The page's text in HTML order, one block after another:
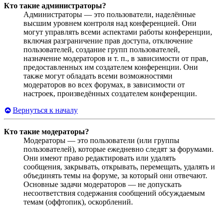
Кто такие администраторы?
Администраторы — это пользователи, наделённые
высшим уровнем контроля над конференцией. Они
могут управлять всеми аспектами работы конференции,
включая разграничение прав доступа, отключение
пользователей, создание групп пользователей,
назначение модераторов и т. п., в зависимости от прав,
предоставленных им создателем конференции. Они
также могут обладать всеми возможностями
модераторов во всех форумах, в зависимости от
настроек, произведённых создателем конференции.
Вернуться к началу
Кто такие модераторы?
Модераторы — это пользователи (или группы
пользователей), которые ежедневно следят за форумами.
Они имеют право редактировать или удалять
сообщения, закрывать, открывать, перемещать, удалять и
объединять темы на форуме, за который они отвечают.
Основные задачи модераторов — не допускать
несоответствия содержания сообщений обсуждаемым
темам (оффтопик), оскорблений.